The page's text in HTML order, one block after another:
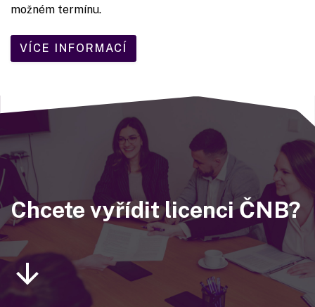
možném termínu.
VÍCE INFORMACÍ
Chcete vyřídit licenci ČNB?